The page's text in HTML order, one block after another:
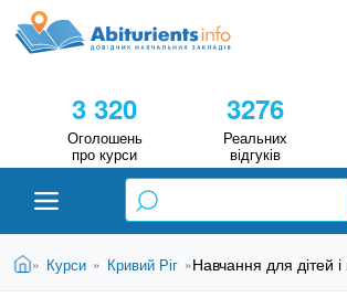
д
A
i
t
u
о
н
к
Н
3 320
Оголошень
про курси
3276
Реальних
відгуків
Абітурієнту
ВГоловна
» Курси » Кривий Ріг »Навчання для дітей і